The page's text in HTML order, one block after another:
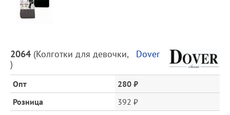
Описание
товара
и
цена
2064 (Колготки для девочки,
Dover
)
Опт
280 ₽
Розница
392 ₽